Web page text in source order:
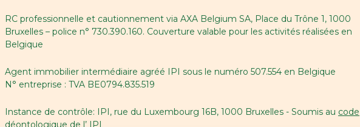
RC professionnelle et cautionnement via AXA Belgium SA, Place du Trône 1, 1000
Bruxelles – police n° 730.390.160. Couverture valable pour les activités réalisées en
Belgique
Agent immobilier intermédiaire agréé IPI sous le numéro 507.554 en Belgique
N° entreprise : TVA BE0794.835.519
Instance de contrôle: IPI, rue du Luxembourg 16B, 1000 Bruxelles - Soumis au code
déontologique de l’ IPI